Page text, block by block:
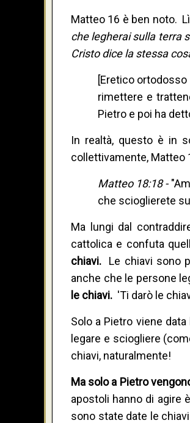
Matteo 16 è ben noto.
che legherai sulla terra
Cristo dice la stessa
[Eretico
rimettere e
Pietro e poi ha
In realtà, questo è in
collettivamente, Matteo
Matteo 18:18 -
che scioglierete
Ma lungi dal
cattolica e confuta
chiavi. Le chiavi sono
anche che le persone
le chiavi. 'Ti darò le
Solo a Pietro viene
legare e sciogliere
chiavi, naturalmente!
Ma solo a Pietro
apostoli hanno di agire
sono state date le